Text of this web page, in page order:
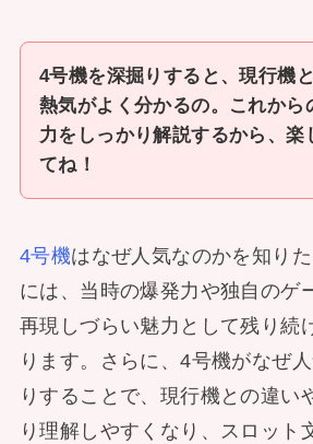
4号機を深掘りすると、現行機
熱気がよく分かるの。これから
力をしっかり解説するから、楽
てね！
4号機はなぜ人気なのかを知り
には、当時の爆発力や独自のゲ
再現しづらい魅力として残り続
ります。さらに、4号機がなぜ
りすることで、現行機との違い
り理解しやすくなり、スロット